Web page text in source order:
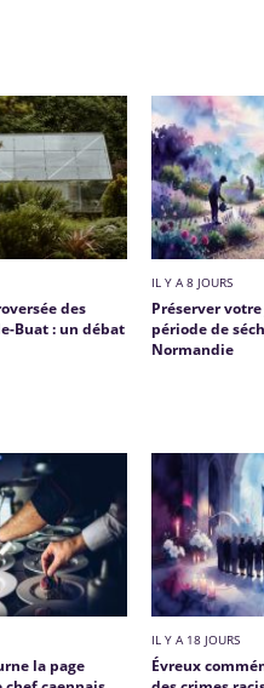
des
Buat : un débat
IL Y A 8 JOURS
Préserver
période de
Normandie
la page
IL Y A 18 JOURS
Évreux